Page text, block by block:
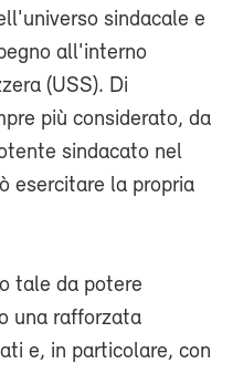
sindacale e
all'interno
(USS). Di
più considerato, da
sindacato nel
esercitare la propria
tale da potere
una rafforzata
e, in particolare, con